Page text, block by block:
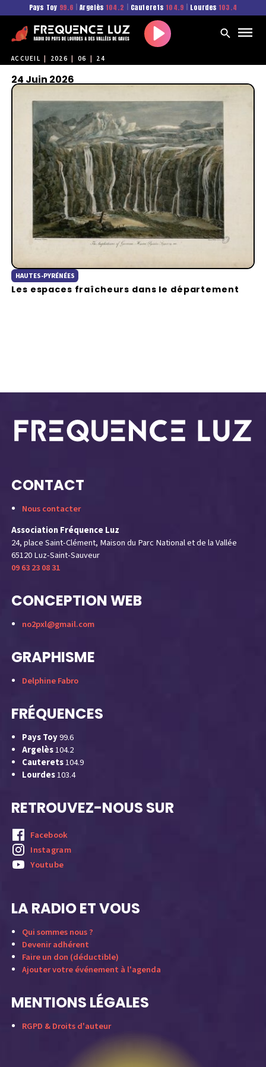
Pays Toy 99.6 Argelès 104.2 Cauterets 104.9 Lourdes 103.4
Play
ACCUEIL 2026 06 24
24 Juin 2026
HAUTES-PYRÉNÉES
Les espaces fraîcheurs dans le département
CONTACT
Nous contacter
Association Fréquence Luz
24, place Saint-Clément, Maison du Parc National et de la Vallée
65120 Luz-Saint-Sauveur
09 63 23 08 31
CONCEPTION WEB
no2pxl@gmail.com
GRAPHISME
Delphine Fabro
FRÉQUENCES
Pays Toy99.6
Argelès104.2
Cauterets104.9
Lourdes103.4
RETROUVEZ-NOUS SUR
Facebook
Instagram
Youtube
LA RADIO ET VOUS
Qui sommes nous ?
Devenir adhérent
Faire un don (déductible)
Ajouter votre événement à l'agenda
MENTIONS LÉGALES
RGPD & Droits d'auteur